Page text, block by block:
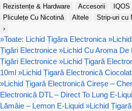
Rezistențe & Hardware
Accesorii
Pliculețe Cu Nicotină
Altele
Strip-uri cu
›
»Toate: Lichid Țigăra Electronica »
Țigări Electronice »Lichid Cu Aroma De
Țigări Electronice »Lichid Țigară
10ml »Lichid Țigară Electronică
»Lichid Țigară Electronică Cireșe –
Electronică DTL – Direct To Lung E-
Lămâie – Lemon E-Liquid »Lichid